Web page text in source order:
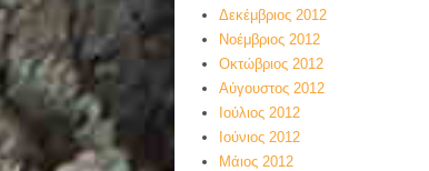
Δεκέμβριος 2012
Νοέμβριος 2012
Οκτώβριος 2012
Αύγουστος 2012
Ιούλιος 2012
Ιούνιος 2012
Μάιος 2012